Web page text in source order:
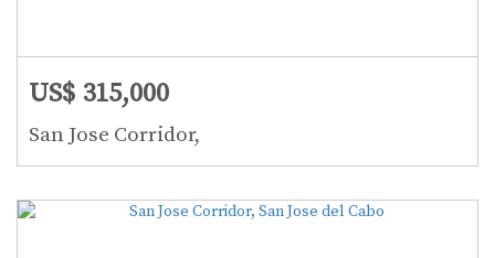
US$ 315,000
San Jose Corridor,